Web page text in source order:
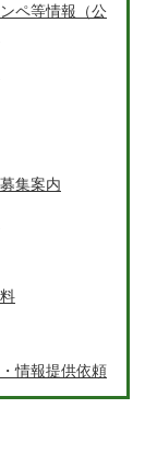
ペ等情報（公
集案内
情報提供依頼